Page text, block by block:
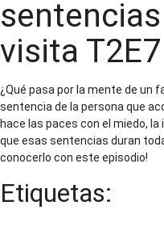
visita T2E7
¿Qué pasa por la mente de un
sentencia de la persona que
hace las paces con el miedo,
que esas sentencias duran
conocerlo con este episodio!
Etiquetas: